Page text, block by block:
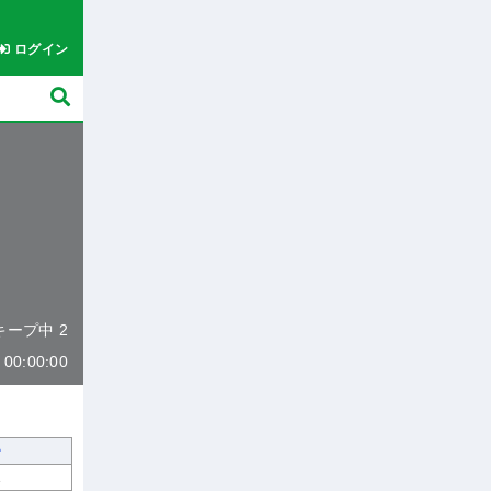
ログイン
ープ中 2
00:00:00